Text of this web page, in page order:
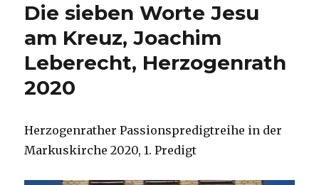
Die sieben Worte Jesu
am Kreuz, Joachim
Leberecht, Herzogenrath
2020
Herzogenrather Passionspredigtreihe in der
Markuskirche 2020, 1. Predigt